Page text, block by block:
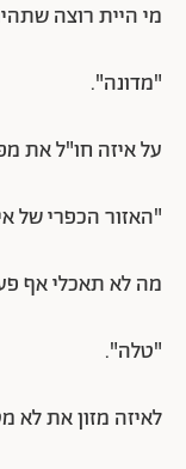
מי היית רוצה
"מדונה".
על איזה חו"ל את
"האזור הכפרי של
מה לא תאכלי אף
"טלה".
לאיזה מזון את לא